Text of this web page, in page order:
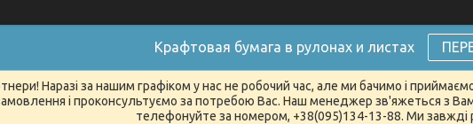
Крафтовая бумага в рулонах и листах
Наразі за нашим графіком у нас не робочий час, але ми бачимо і
і проконсультуємо за потребою Вас. Наш менеджер зв'яжеться з
телефонуйте за номером, +38(095)134-13-88. Ми завжді